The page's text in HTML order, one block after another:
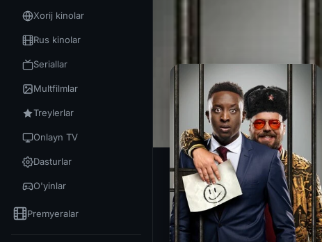
Xorij kinolar
Rus kinolar
Seriallar
Multfilmlar
Treylerlar
Onlayn TV
Dasturlar
O'yinlar
Premyeralar